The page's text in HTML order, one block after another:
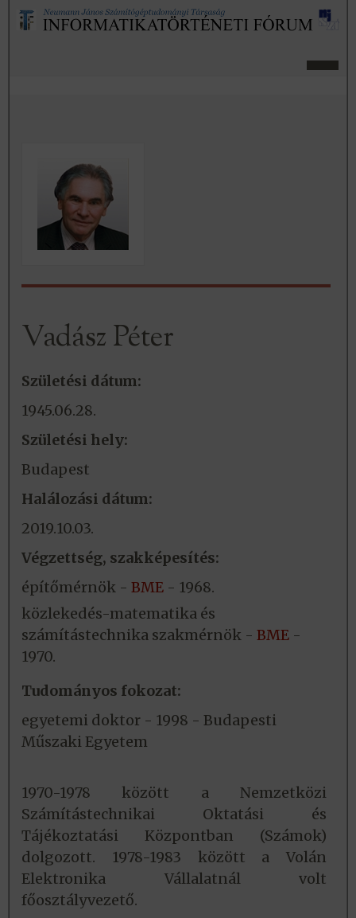
Vadász Péter
Születési dátum:
1945.06.28.
Születési hely:
Budapest
Halálozási dátum:
2019.10.03.
Végzettség, szakképesítés:
építőmérnök - BME - 1968.
közlekedés-matematika és
számítástechnika szakmérnök - BME -
1970.
Tudományos fokozat:
egyetemi doktor - 1998 - Budapesti
Műszaki Egyetem
1970-1978 között a Nemzetközi
Számítástechnikai Oktatási és
Tájékoztatási Központban (Számok)
dolgozott. 1978-1983 között a Volán
Elektronika Vállalatnál volt
főosztályvezető.